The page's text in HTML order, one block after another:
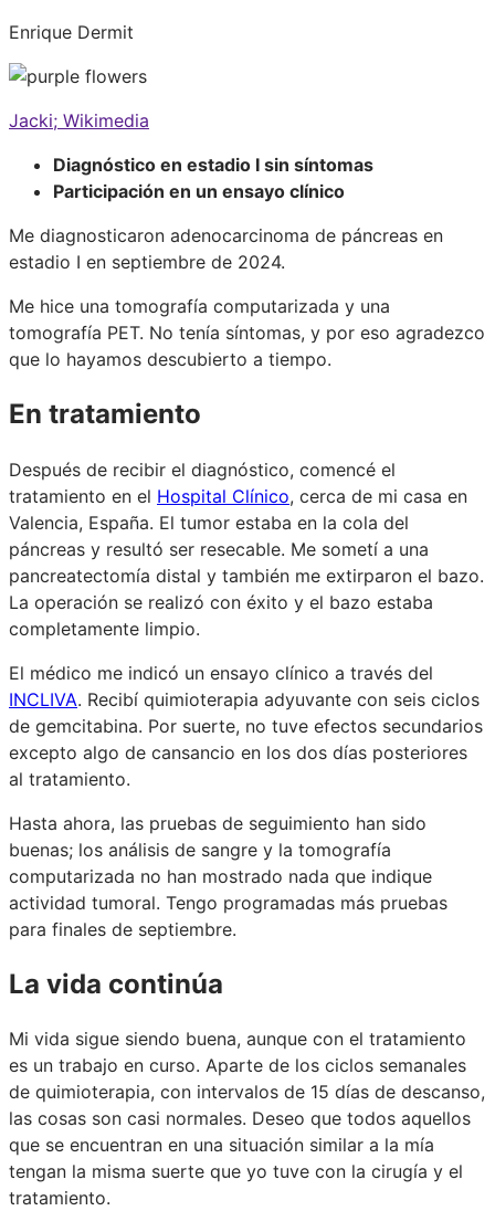
Enrique Dermit
Jacki; Wikimedia
Diagnóstico en estadio I sin síntomas
Participación en un ensayo clínico
Me diagnosticaron adenocarcinoma de páncreas en
estadio I en septiembre de 2024.
Me hice una tomografía computarizada y una
tomografía PET. No tenía síntomas, y por eso agradezco
que lo hayamos descubierto a tiempo.
En tratamiento
Después de recibir el diagnóstico, comencé el
tratamiento en el Hospital Clínico, cerca de mi casa en
Valencia, España. El tumor estaba en la cola del
páncreas y resultó ser resecable. Me sometí a una
pancreatectomía distal y también me extirparon el bazo.
La operación se realizó con éxito y el bazo estaba
completamente limpio.
El médico me indicó un ensayo clínico a través del
INCLIVA. Recibí quimioterapia adyuvante con seis ciclos
de gemcitabina. Por suerte, no tuve efectos secundarios
excepto algo de cansancio en los dos días posteriores
al tratamiento.
Hasta ahora, las pruebas de seguimiento han sido
buenas; los análisis de sangre y la tomografía
computarizada no han mostrado nada que indique
actividad tumoral. Tengo programadas más pruebas
para finales de septiembre.
La vida continúa
Mi vida sigue siendo buena, aunque con el tratamiento
es un trabajo en curso. Aparte de los ciclos semanales
de quimioterapia, con intervalos de 15 días de descanso,
las cosas son casi normales. Deseo que todos aquellos
que se encuentran en una situación similar a la mía
tengan la misma suerte que yo tuve con la cirugía y el
tratamiento.